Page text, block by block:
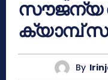
സൗജന്യ
ക്യാമ്പ്
By